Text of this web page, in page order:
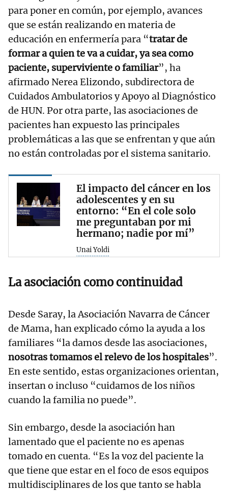
para poner en común, por ejemplo, avances
que se están realizando en materia de
educación en enfermería para “tratar de
formar a quien te va a cuidar, ya sea como
paciente, superviviente o familiar”, ha
afirmado Nerea Elizondo, subdirectora de
Cuidados Ambulatorios y Apoyo al Diagnóstico
de HUN. Por otra parte, las asociaciones de
pacientes han expuesto las principales
problemáticas a las que se enfrentan y que aún
no están controladas por el sistema sanitario.
El impacto del cáncer en los
adolescentes y en su
entorno: “En el cole solo
me preguntaban por mi
hermano; nadie por mí”
Unai Yoldi
La asociación como continuidad
Desde Saray, la Asociación Navarra de Cáncer
de Mama, han explicado cómo la ayuda a los
familiares “la damos desde las asociaciones,
nosotras tomamos el relevo de los hospitales”.
En este sentido, estas organizaciones orientan,
insertan o incluso “cuidamos de los niños
cuando la familia no puede”.
Sin embargo, desde la asociación han
lamentado que el paciente no es apenas
tomado en cuenta. “Es la voz del paciente la
que tiene que estar en el foco de esos equipos
multidisciplinares de los que tanto se habla